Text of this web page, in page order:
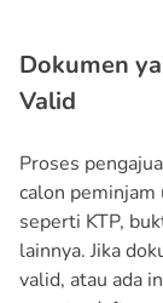
Dokumen
Valid
Proses
calon peminjam
seperti KTP,
lainnya. Jika
valid, atau ada